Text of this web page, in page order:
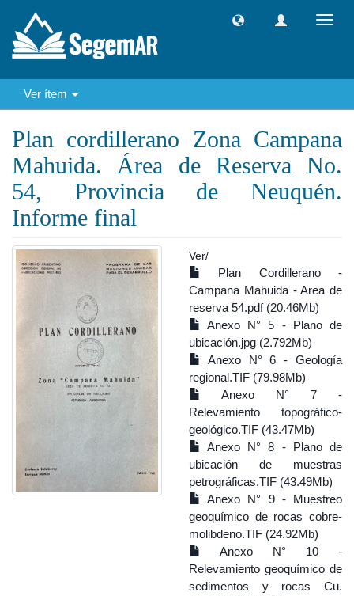
Ver ítem
Plan cordillerano Zona Campana
Mahuida. Área de Reserva No.
54, Provincia de Neuquén.
Informe final
Ver/
Plan Cordillerano -
Campana Mahuida - Area de
reserva 54.pdf (20.46Mb)
Anexo N° 5 - Plano de
ubicación.jpg (2.792Mb)
Anexo N° 6 - Geología
regional.TIF (79.98Mb)
Anexo N° 7 -
Relevamiento topográfico-
geológico.TIF (43.47Mb)
Anexo N° 8 - Plano de
ubicación de muestras
petrográficas.TIF (43.49Mb)
Anexo N° 9 - Muestreo
geoquímico de rocas cobre-
molibdeno.TIF (24.92Mb)
Anexo N° 10 -
Relevamiento geoquímico de
sedimentos y rocas Cu.